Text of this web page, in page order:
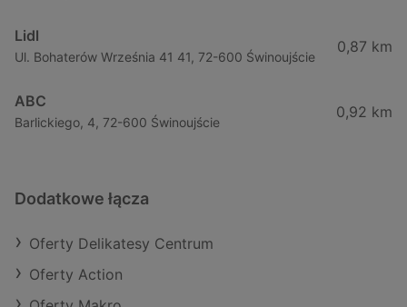
Lidl
Ul. Bohaterów Września 41 41, 72-600 Świnoujście
0,87 km
ABC
Barlickiego, 4, 72-600 Świnoujście
0,92 km
Dodatkowe łącza
Oferty Delikatesy Centrum
Oferty Action